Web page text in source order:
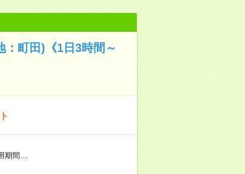
：町田)《1日3時間～
期間…